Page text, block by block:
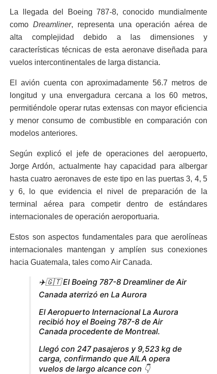
La llegada del Boeing 787-8, conocido mundialmente
como Dreamliner, representa una operación aérea de
alta complejidad debido a las dimensiones y
características técnicas de esta aeronave diseñada para
vuelos intercontinentales de larga distancia.
El avión cuenta con aproximadamente 56.7 metros de
longitud y una envergadura cercana a los 60 metros,
permitiéndole operar rutas extensas con mayor eficiencia
y menor consumo de combustible en comparación con
modelos anteriores.
Según explicó el jefe de operaciones del aeropuerto,
Jorge Ardón, actualmente hay capacidad para albergar
hasta cuatro aeronaves de este tipo en las puertas 3, 4, 5
y 6, lo que evidencia el nivel de preparación de la
terminal aérea para competir dentro de estándares
internacionales de operación aeroportuaria.
Estos son aspectos fundamentales para que aerolíneas
internacionales mantengan y amplíen sus conexiones
hacia Guatemala, tales como Air Canada.
✈️🇬🇹 El Boeing 787-8 Dreamliner de Air
Canada aterrizó en La Aurora
El Aeropuerto Internacional La Aurora
recibió hoy el Boeing 787-8 de Air
Canada procedente de Montreal.
Llegó con 247 pasajeros y 9,523 kg de
carga, confirmando que AILA opera
vuelos de largo alcance con 👇